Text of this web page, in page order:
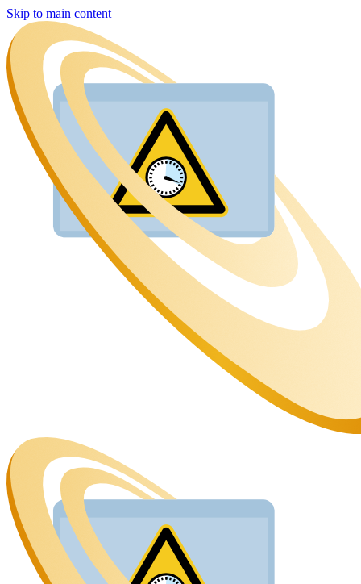
Skip to main content